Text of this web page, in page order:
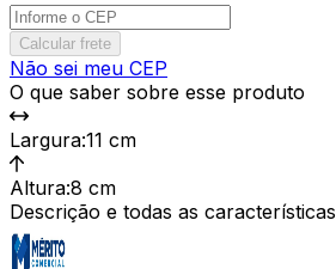
Calcular frete
Não sei meu CEP
O que saber sobre esse produto
Largura:11 cm
Altura:8 cm
Descrição e todas as características